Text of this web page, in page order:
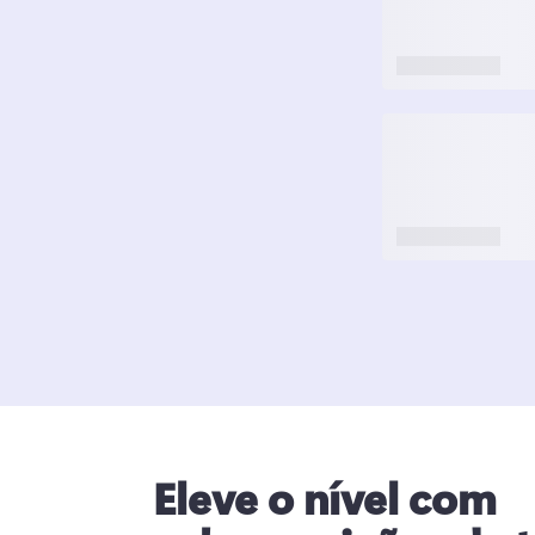
Eleve o nível com